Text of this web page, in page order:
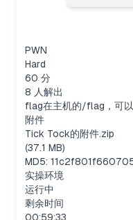
PWN
Hard
60 分
8 人解出
flag在主机的/flag，可
附件
Tick Tock的附件.zip
(37.1 MB)
MD5:
实操环境
运行中
剩余时间
00:59:33